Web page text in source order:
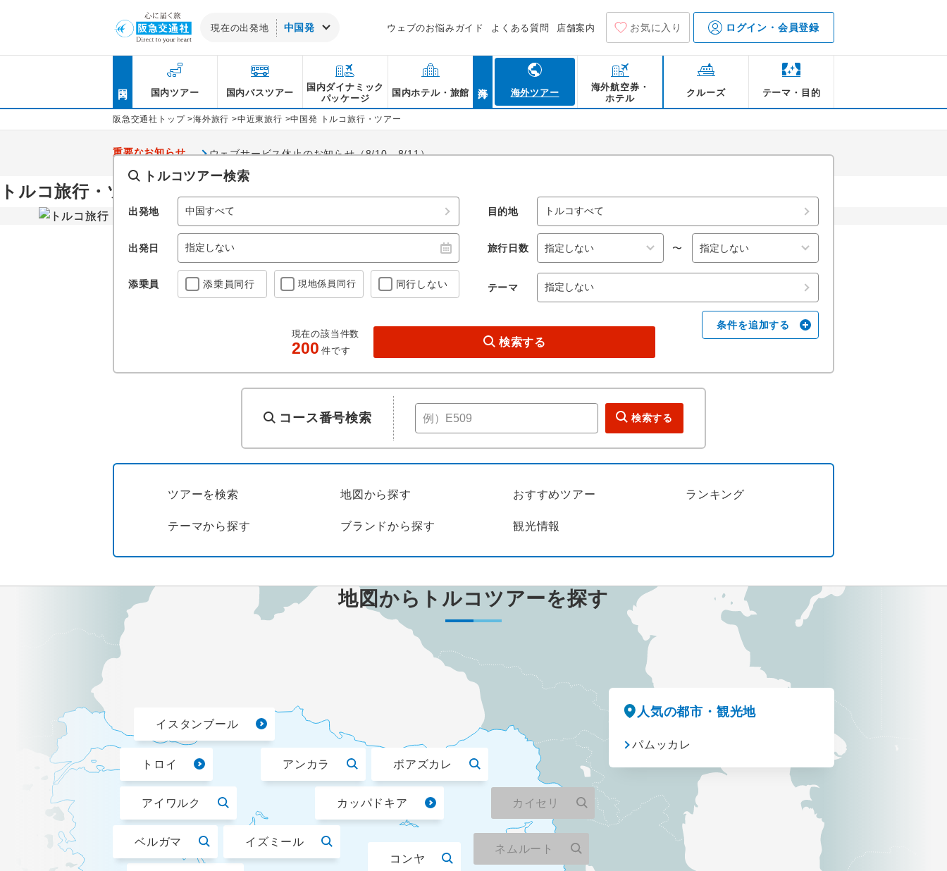
現在の出発地 中国発
東北発
関東・甲信越発
東海発
関西発
中国発
四国発
九州・沖縄発
ウェブのお悩みガイド よくある質問 店舗案内 お気に入り ログイン・会員登録
国内ツアー 国内バスツアー
国内ダイナミック
パッケージ
国内ホテル・旅館 海外ツアー
海外航空券・
ホテル
クルーズ テーマ・目的
阪急交通社トップ >海外旅行 >中近東旅行 >中国発 トルコ旅行・ツアー
重要なお知らせ ウェブサービス休止のお知らせ（8/10、8/11）
トルコ旅行・ツアー
トルコはイスタンブールやカッパドキアなどの観光スポット、ケバブやキョフテなどのグルメもいっぱい！お得な
トルコ旅行・トルコツアーなら阪急交通社におまかせ！
トルコツアー検索
出発地 目的地
出発日 旅行日数 〜
添乗員 添乗員同行 現地係員 同行 同行しない テーマ
現在の該当件数
200 件です
条件を追加する
検索する
コース番号検索 検索する
ツアーを検索 地図から探す おすすめツアー ランキング
テーマから探す ブランドから探す 観光情報
地図から トルコ ツアーを探す
イスタンブール
カッパドキア
トロイ
コンヤ
ボアズカレ
イズミール
アイワルク
アンカラ
ベルガマ
カイセリ
ネムルート
人気の都市・観光地
パムッカレ